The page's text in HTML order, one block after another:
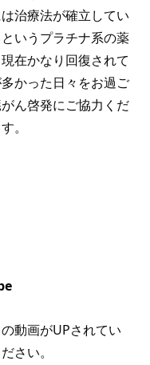
治療法が確立してい
いうプラチナ系の薬
在かなり回復されて
かった日々をお過ご
ん啓発にご協力くだ
。
動画がUPされてい
さい。